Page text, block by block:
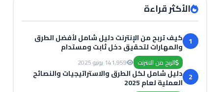
الأكثر قراءة
1 كيف تربح من الإنترنت دليل شامل لأفضل الطرق
والمهارات لتحقيق دخل ثابت ومستدام
الربح من الانترنت 1,95914 يونيو 2025
2 دليل شامل لكل الطرق والاستراتيجيات والنصائح
العملية لعام 2025